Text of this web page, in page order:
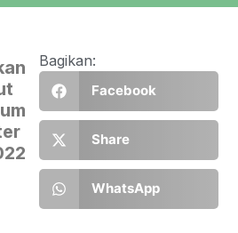
Bagikan:
Facebook
Share
WhatsApp